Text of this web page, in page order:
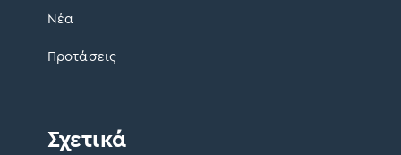
Σχετικά
Νέα
Προτάσεις